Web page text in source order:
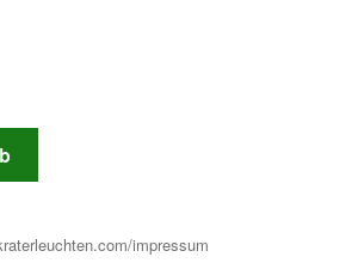
impressum